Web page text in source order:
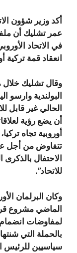
أكد وزير شؤون
عمر تشليك أن
في الاتحاد
انعقاد قمة تركية
وقال تشليك
الحالي غير قابل
أن يضع رؤية
أوروبية تجاه
تتفاوض من أجل
للاتحاد”.
وكان البرلمان
الماضي مشروع
لمفاوضات انضمام
بالحملة التي
سياسيين للرئيس